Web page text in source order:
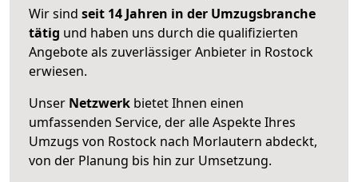
Wir sind seit 14 Jahren in der Umzugsbranche
tätig und haben uns durch die qualifizierten
Angebote als zuverlässiger Anbieter in Rostock
erwiesen.
Unser Netzwerk bietet Ihnen einen
umfassenden Service, der alle Aspekte Ihres
Umzugs von Rostock nach Morlautern abdeckt,
von der Planung bis hin zur Umsetzung.